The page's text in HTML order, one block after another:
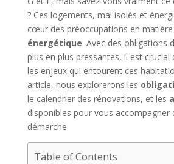
? Ces logements, mal isolés et
cœur des préoccupations en matière
énergétique. Avec des obligations
plus en plus pressantes, il est crucial
les enjeux qui entourent ces
article, nous explorerons les
le calendrier des rénovations, et les
disponibles pour vous accompagner
démarche.
Table of Contents